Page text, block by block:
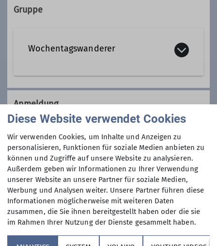
Gruppe
Wochentagswanderer
Wir sind eine Gemeinschaft von
Wanderfreunden innerhalb der
Sektion, die
hauptsächlich jeden
Dienstag und Mittwoch, aber auch an
anderen Wochentagen in freier Natur
unterwegs sind.
Wer kann sich das wochentags
leisten?
Nun, alle die aus dem Berufsleben
ausgeschieden sind oder sonst über
ihre Zeit frei verfügen können und
körperlich in guter Verfassung sind.
Neben anspruchvollen Bergtouren
Anmeldung
Anmeldung bis
29.05.2025
Maximale Teilnehmeranzahl
9
Diese Website verwendet Cookies
Wir verwenden Cookies, um Inhalte und Anzeigen zu
personalisieren, Funktionen für soziale Medien anbieten zu
können und Zugriffe auf unsere Website zu analysieren.
Außerdem geben wir Informationen zu Ihrer Verwendung
unserer Website an unsere Partner für soziale Medien,
Werbung und Analysen weiter. Unsere Partner führen diese
Informationen möglicherweise mit weiteren Daten
zusammen, die Sie ihnen bereitgestellt haben oder die sie
im Rahmen Ihrer Nutzung der Dienste gesammelt haben.